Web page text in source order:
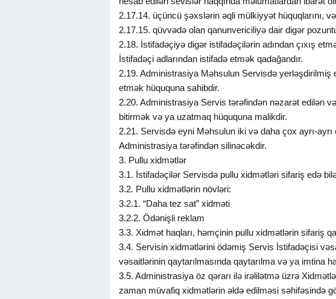
2.17.14. üçüncü şəxslərin əqli mülkiyyət hüquqlarını,
2.17.15. qüvvədə olan qanunvericiliyə dair digər
2.18. İstifadəçiyə digər istifadəçilərin adından çıxış
İstifadəçi adlarından istifadə etmək qadağandır.
2.19. Administrasiya Məhsulun Servisdə yerləşdirilmiş
etmək hüququna sahibdir.
2.20. Administrasiya Servis tərəfindən nəzarət edilən
bitirmək və ya uzatmaq hüququna malikdir.
2.21. Servisdə eyni Məhsulun iki və daha çox ayrı-
Administrasiya tərəfindən silinəcəkdir.
3. Pullu xidmətlər
3.1. İstifadəçilər Servisdə pullu xidmətləri sifariş edə
3.2. Pullu xidmətlərin növləri:
3.2.1. “Daha tez sat” xidməti
3.2.2. Ödənişli reklam
3.3. Xidmət haqları, həmçinin pullu xidmətlərin sifariş
3.4. Servisin xidmətlərini ödəmiş Servis İstifadəçisi
vəsaitlərinin qaytarılmasında qaytarılma və ya imtina
3.5. Administrasiya öz qərarı ilə irəlilətmə üzrə
zaman müvafiq xidmətlərin əldə edilməsi səhifəsində